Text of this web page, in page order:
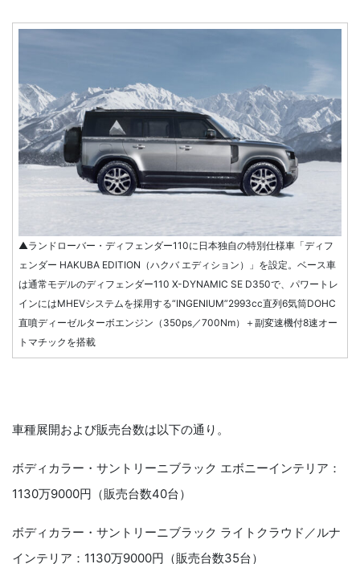
▲ランドローバー・ディフェンダー110に日本独自の特別仕様車「ディフ
ェンダー HAKUBA EDITION（ハクバ エディション）」を設定。ベース車
は通常モデルのディフェンダー110 X-DYNAMIC SE D350で、パワートレ
インにはMHEVシステムを採用する“INGENIUM”2993cc直列6気筒DOHC
直噴ディーゼルターボエンジン（350ps／700Nm）＋副変速機付8速オー
トマチックを搭載
車種展開および販売台数は以下の通り。
ボディカラー・サントリーニブラック エボニーインテリア：
1130万9000円（販売台数40台）
ボディカラー・サントリーニブラック ライトクラウド／ルナ
インテリア：1130万9000円（販売台数35台）